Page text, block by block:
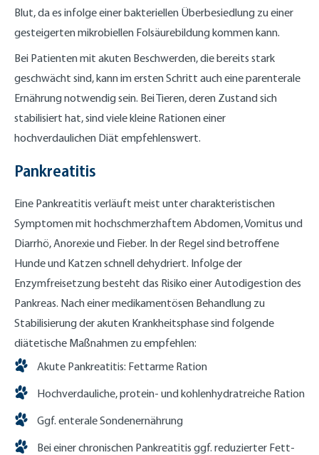
Blut, da es infolge einer bakteriellen Überbesiedlung zu einer
gesteigerten mikrobiellen Folsäurebildung kommen kann.
Bei Patienten mit akuten Beschwerden, die bereits stark
geschwächt sind, kann im ersten Schritt auch eine parenterale
Ernährung notwendig sein. Bei Tieren, deren Zustand sich
stabilisiert hat, sind viele kleine Rationen einer
hochverdaulichen Diät empfehlenswert.
Pankreatitis
Eine Pankreatitis verläuft meist unter charakteristischen
Symptomen mit hochschmerzhaftem Abdomen, Vomitus und
Diarrhö, Anorexie und Fieber. In der Regel sind betroffene
Hunde und Katzen schnell dehydriert. Infolge der
Enzymfreisetzung besteht das Risiko einer Autodigestion des
Pankreas. Nach einer medikamentösen Behandlung zu
Stabilisierung der akuten Krankheitsphase sind folgende
diätetische Maßnahmen zu empfehlen:
Akute Pankreatitis: Fettarme Ration
Hochverdauliche, protein- und kohlenhydratreiche Ration
Ggf. enterale Sondenernährung
Bei einer chronischen Pankreatitis ggf. reduzierter Fett-